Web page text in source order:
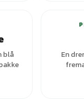
blå
En